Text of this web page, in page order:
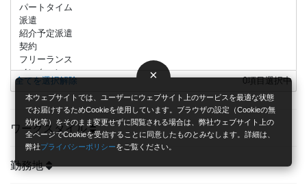
×
本ウェブサイトでは、ユーザーにウェブサイト上のサービスを最適な状態
でお届けするためCookieを使用しています。ブラウザの設定（Cookieの無
効化等）をそのまま変更せずに閲覧される場合は、弊社ウェブサイト上の
全ページでCookieを受信することに同意したものとみなします。詳細は、
弊社プライバシーポリシーをご覧ください。
全てを選択解除 0項目選択中
ワークスタイル
勤務地